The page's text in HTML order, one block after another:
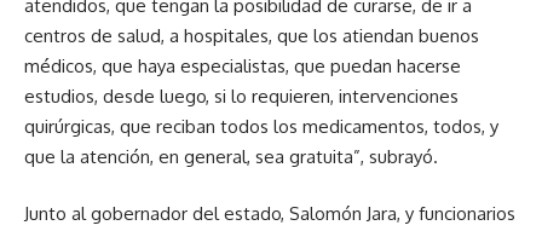
atendidos, que tengan la posibilidad de curarse, de ir a
centros de salud, a hospitales, que los atiendan buenos
médicos, que haya especialistas, que puedan hacerse
estudios, desde luego, si lo requieren, intervenciones
quirúrgicas, que reciban todos los medicamentos, todos, y
que la atención, en general, sea gratuita”, subrayó.
Junto al gobernador del estado, Salomón Jara, y funcionarios